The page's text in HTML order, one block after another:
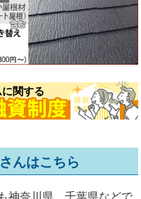
関する
んはこちら
神奈川県、千葉県などで